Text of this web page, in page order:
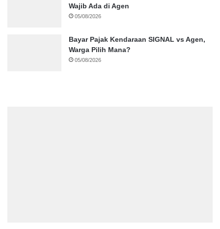
Wajib Ada di Agen
05/08/2026
Bayar Pajak Kendaraan SIGNAL vs Agen,
Warga Pilih Mana?
05/08/2026